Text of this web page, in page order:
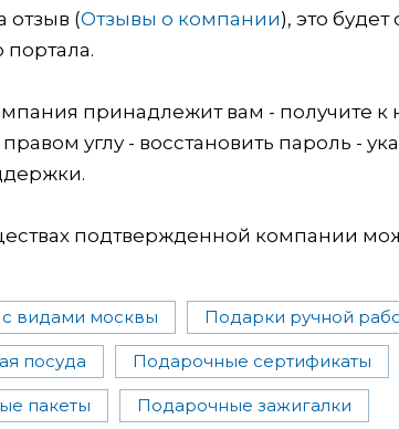
отзыв (Отзывы о компании), это
портала.
принадлежит вам - получите
углу - восстановить пароль -
подтвержденной компании
видами москвы Подарки ручной
посуда Подарочные сертификаты
пакеты Подарочные зажигалки